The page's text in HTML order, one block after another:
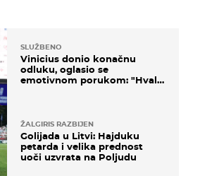
SLUŽBENO
Vinicius donio konačnu
odluku, oglasio se
emotivnom porukom: "Hvala
ŽALGIRIS RAZBIJEN
Golijada u Litvi: Hajduku
petarda i velika prednost
uoči uzvrata na Poljudu